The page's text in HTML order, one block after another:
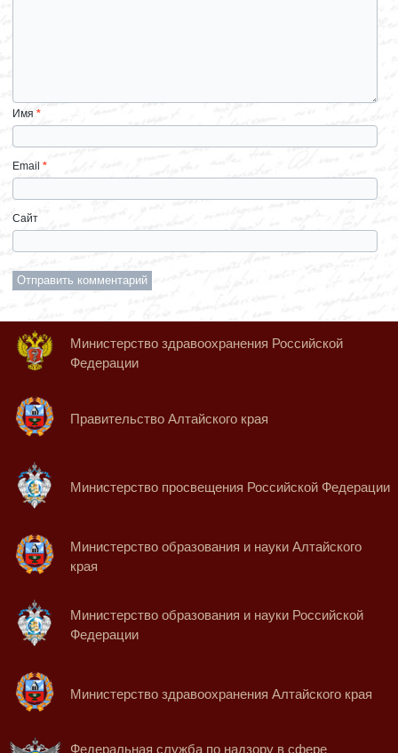
Имя*
Email*
Сайт
Министерство здравоохранения Российской
Федерации
Правительство Алтайского края
Министерство просвещения Российской Федерации
Министерство образования и науки Алтайского
края
Министерство образования и науки Российской
Федерации
Министерство здравоохранения Алтайского края
Федеральная служба по надзору в сфере